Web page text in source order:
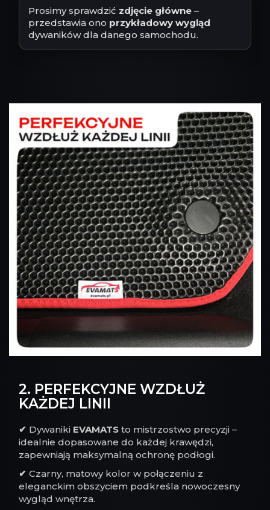
Prosimy sprawdzić zdjęcie główne –
przedstawia ono przykładowy wygląd
dywaników dla danego samochodu.
2. PERFEKCYJNE WZDŁUŻ
KAŻDEJ LINII
✔ Dywaniki EVAMATS to mistrzostwo precyzji –
idealnie dopasowane do każdej krawędzi,
zapewniają maksymalną ochronę podłogi.
✔ Czarny, matowy kolor w połączeniu z
eleganckim obszyciem podkreśla nowoczesny
wygląd wnętrza.